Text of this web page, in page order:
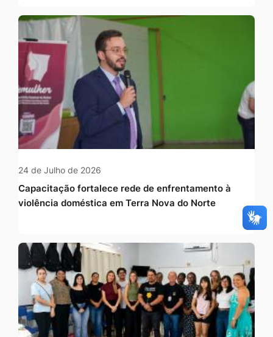
24 de Julho de 2026
Capacitação fortalece rede de enfrentamento à
violência doméstica em Terra Nova do Norte